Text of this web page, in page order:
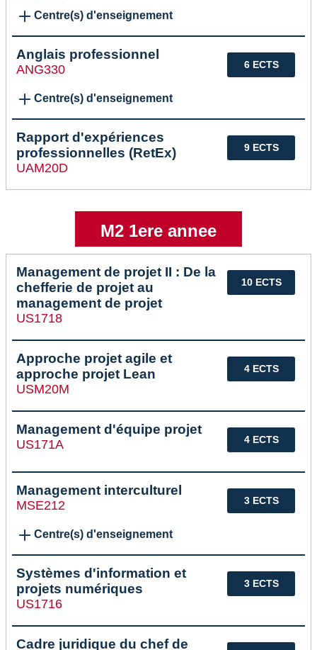
Centre(s) d'enseignement
6 ECTS
Anglais professionnel
ANG330
Centre(s) d'enseignement
9 ECTS
Rapport d'expériences
professionnelles (RetEx)
UAM20D
M2 1ere annee
10 ECTS
Management de projet II : De la
chefferie de projet au
management de projet
US1718
4 ECTS
Approche projet agile et
approche projet Lean
USM20M
4 ECTS
Management d'équipe projet
US171A
3 ECTS
Management interculturel
MSE212
Centre(s) d'enseignement
3 ECTS
Systèmes d'information et
projets numériques
US1716
Cadre juridique du chef de